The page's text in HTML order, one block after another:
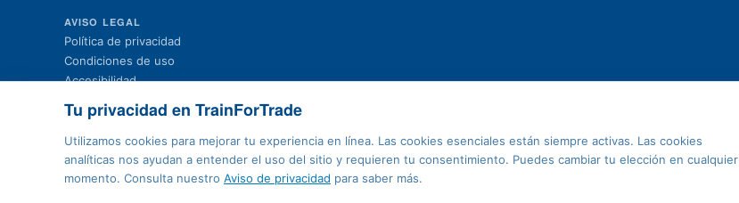
AVISO LEGAL
Política de privacidad
Condiciones de uso
Accesibilidad
Mapa del sitio
Contacto
Preferencias de cookies
Tu privacidad en TrainForTrade
Utilizamos cookies para mejorar tu experiencia en línea. Las cookies esenciales están siempre activas. Las cookies
analíticas nos ayudan a entender el uso del sitio y requieren tu consentimiento. Puedes cambiar tu elección en cualquier
momento. Consulta nuestro Aviso de privacidad para saber más.